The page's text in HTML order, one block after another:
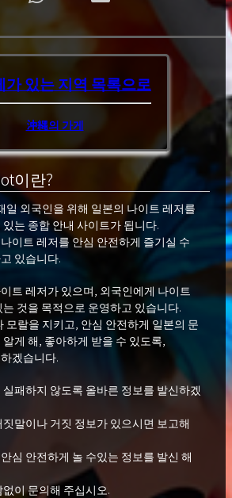
가 있는 지역 목록으로
沖縄의 가게
이란?
일 외국인을 위해 일본의 나이트 레저를
는 종합 안내 사이트가 됩니다.
이트 레저를 안심 안전하게 즐기실 수
있습니다.
트 레저가 있으며, 외국인에게 나이트
것을 목적으로 운영하고 있습니다.
모랄을 지키고, 안심 안전하게 일본의 문
게 해, 좋아하게 받을 수 있도록,
겠습니다.
패하지 않도록 올바른 정보를 발신하겠
말이나 거짓 정보가 있으시면 보고해
심 안전하게 놀 수있는 정보를 발신 해
이 문의해 주십시오.